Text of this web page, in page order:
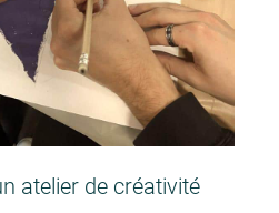
atelier de créativité